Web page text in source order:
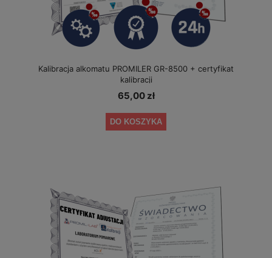
Kalibracja alkomatu PROMILER GR-8500 + certyfikat
kalibracji
65,00 zł
DO KOSZYKA